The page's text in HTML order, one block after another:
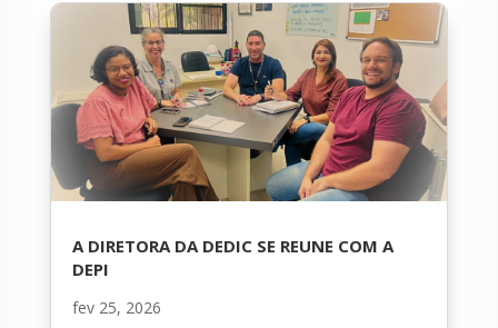
A DIRETORA DA DEDIC SE REUNE COM A
DEPI
fev 25, 2026